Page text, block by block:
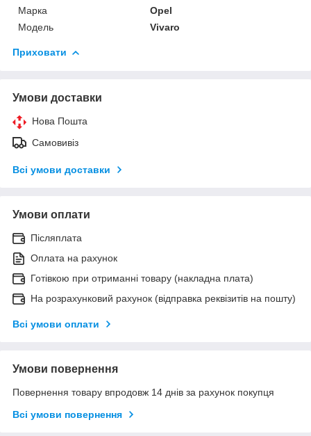
Марка
Opel
Модель
Vivaro
Приховати
Умови доставки
Нова Пошта
Самовивіз
Всі умови доставки
Умови оплати
Післяплата
Оплата на рахунок
Готівкою при отриманні товару (накладна плата)
На розрахунковий рахунок (відправка реквізитів на пошту)
Всі умови оплати
Умови повернення
Повернення товару впродовж 14 днів за рахунок покупця
Всі умови повернення